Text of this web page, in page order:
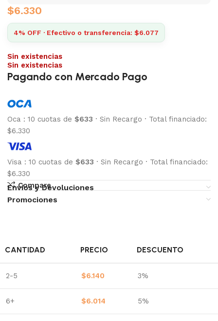
$6.330
4% OFF · Efectivo o transferencia: $6.077
Sin existencias
Sin existencias
Pagando con Mercado Pago
Oca : 10 cuotas de $633 · Sin Recargo · Total financiado:
$6.330
Visa : 10 cuotas de $633 · Sin Recargo · Total financiado:
$6.330
Compare
Envíos y Devoluciones
Promociones
CANTIDAD PRECIO DESCUENTO
2-5 $6.140 3%
6+ $6.014 5%